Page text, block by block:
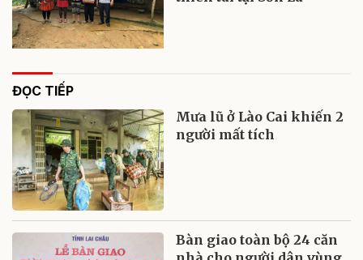
ĐỌC TIẾP
Mưa lũ ở Lào Cai khiến 2
người mất tích
Bàn giao toàn bộ 24 căn